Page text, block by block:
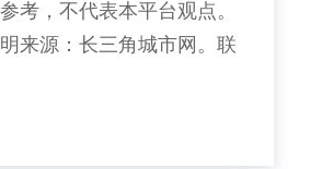
考，不代表本平台观点。
来源：长三角城市网。联